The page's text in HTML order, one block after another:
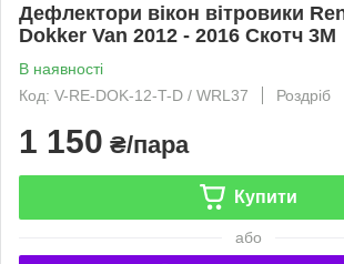
Дефлектори вікон вітровики
Dokker Van 2012 - 2016 Скотч 3M
В наявності
Код: V-RE-DOK-12-T-D / WRL37
Роздріб
1 150 ₴/пара
Купити
або